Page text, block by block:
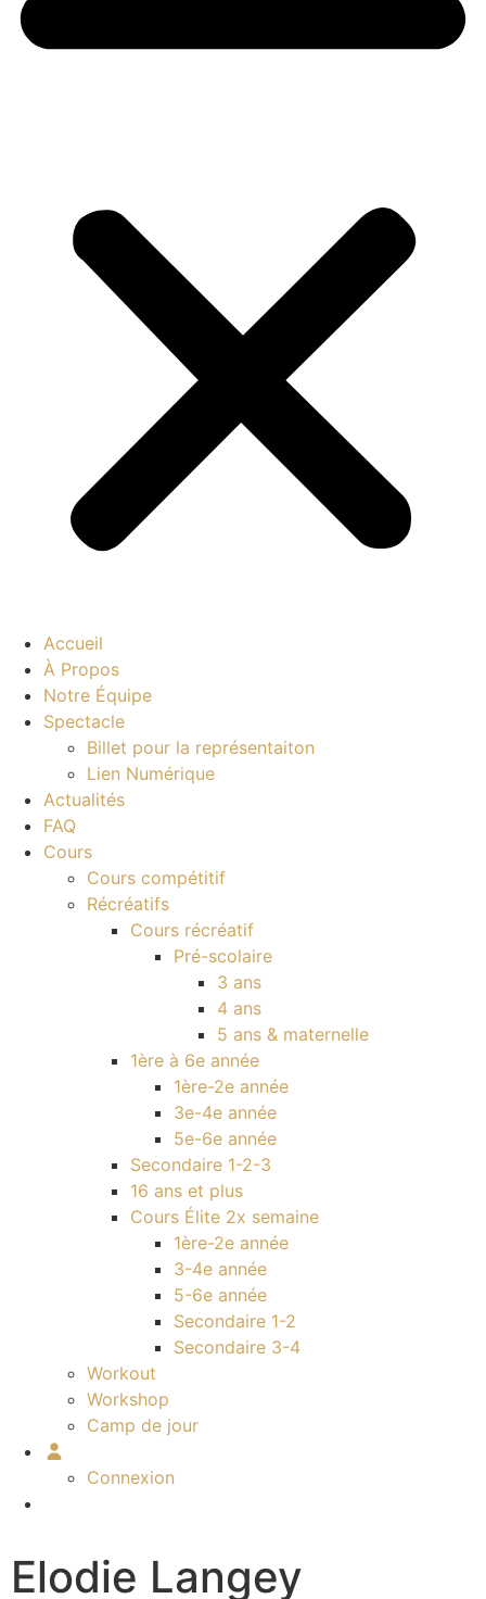
Accueil
À Propos
Notre Équipe
Spectacle
Billet pour la représentaiton
Lien Numérique
Actualités
FAQ
Cours
Cours compétitif
Récréatifs
Cours récréatif
Pré-scolaire
3 ans
4 ans
5 ans & maternelle
1ère à 6e année
1ère-2e année
3e-4e année
5e-6e année
Secondaire 1-2-3
16 ans et plus
Cours Élite 2x semaine
1ère-2e année
3-4e année
5-6e année
Secondaire 1-2
Secondaire 3-4
Workout
Workshop
Camp de jour
Connexion
Elodie Langey